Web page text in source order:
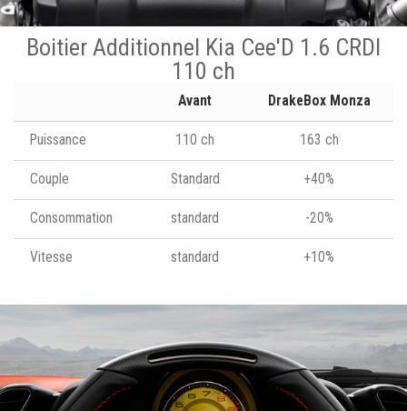
Boitier Additionnel Kia Cee'D 1.6 CRDI
110 ch
Avant DrakeBox Monza
Puissance 110 ch 163 ch
Couple Standard +40%
Consommation standard -20%
Vitesse standard +10%